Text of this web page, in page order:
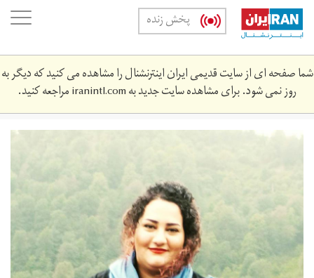
Skip
main
content
پخش زنده
شما صفحه ای از سایت قدیمی ایران اینترنشنال را مشاهده می کنید که دیگر به
روز نمی شود. برای مشاهده سایت جدید بهiranintl.comمراجعه کنید.
tn-
dymy.jpg